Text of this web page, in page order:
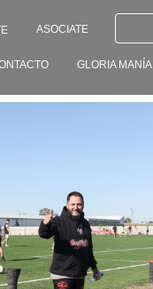
ASOCIATE
GLORIA MANÍA